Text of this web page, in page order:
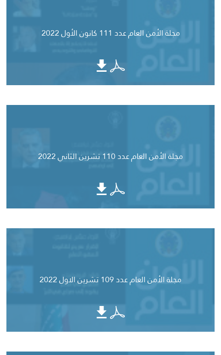
مجلة الأمن العام عدد 111 كانون الأول 2022
مجلة الأمن العام عدد 110 تشرين الثاني 2022
مجلة الأمن العام عدد 109 تشرين الاول 2022